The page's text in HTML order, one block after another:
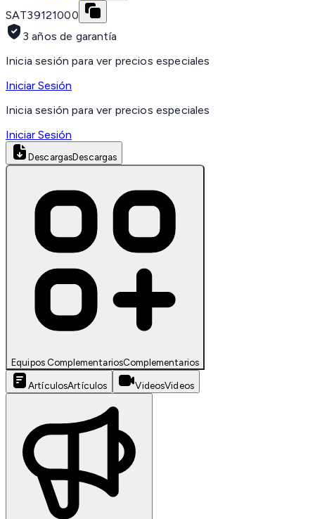
SAT39121000
3 años de garantía
Inicia sesión para ver precios especiales
Iniciar Sesión
Inicia sesión para ver precios especiales
Iniciar Sesión
DescargasDescargas
Equipos ComplementariosComplementarios
ArtículosArtículos VideosVideos